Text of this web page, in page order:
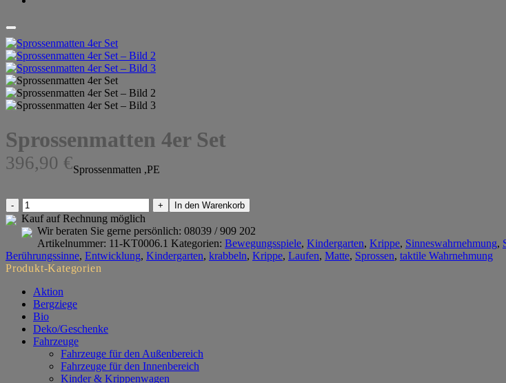
Sprossenmatten 4er Set
396,90 €Sprossenmatten ,PE
Sprossenmatten
4er
Set
Menge
In den Warenkorb
Kauf auf Rechnung möglich
Wir beraten Sie gerne persönlich: 08039 / 909 202
Artikelnummer: 11-KT0006.1 Kategorien: Bewegungsspiele, Kindergarten, Krippe, Sinneswahrnehmung,
Berührungssinne, Entwicklung, Kindergarten, krabbeln, Krippe, Laufen, Matte, Sprossen, taktile Wahrnehmung
Produkt-Kategorien
Aktion
Bergziege
Bio
Deko/Geschenke
Fahrzeuge
Fahrzeuge für den Außenbereich
Fahrzeuge für den Innenbereich
Kinder & Krippenwagen